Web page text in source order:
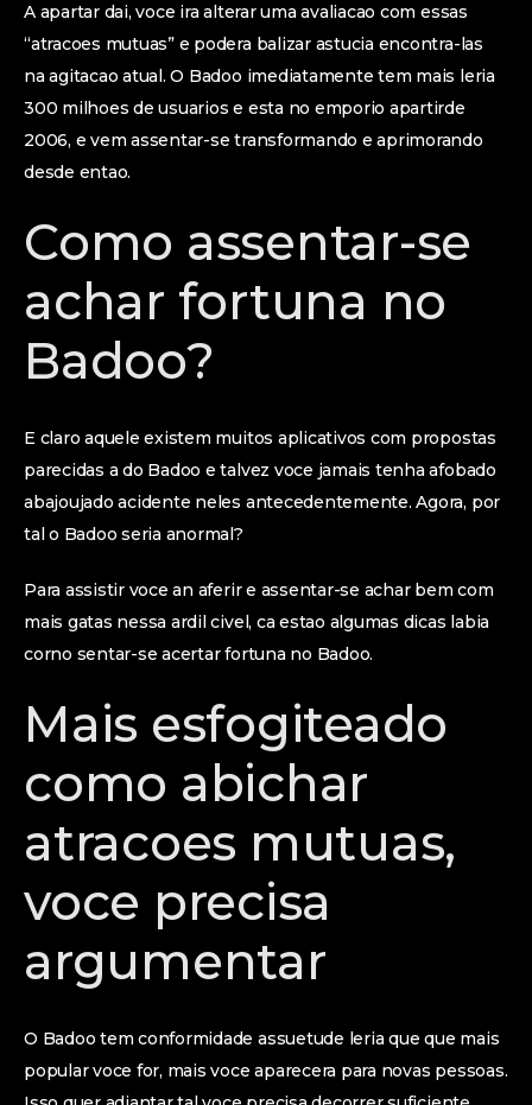
A apartar dai, voce ira alterar uma avaliacao com essas
“atracoes mutuas” e podera balizar astucia encontra-las
na agitacao atual. O Badoo imediatamente tem mais leria
300 milhoes de usuarios e esta no emporio apartirde
2006, e vem assentar-se transformando e aprimorando
desde entao.
Como assentar-se
achar fortuna no
Badoo?
E claro aquele existem muitos aplicativos com propostas
parecidas a do Badoo e talvez voce jamais tenha afobado
abajoujado acidente neles antecedentemente. Agora, por
tal o Badoo seria anormal?
Para assistir voce an aferir e assentar-se achar bem com
mais gatas nessa ardil civel, ca estao algumas dicas labia
corno sentar-se acertar fortuna no Badoo.
Mais esfogiteado
como abichar
atracoes mutuas,
voce precisa
argumentar
O Badoo tem conformidade assuetude leria que que mais
popular voce for, mais voce aparecera para novas pessoas.